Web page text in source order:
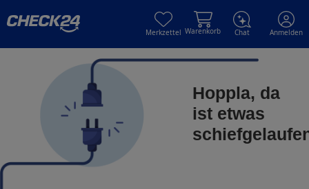
Merkzettel Warenkorb Chat Anmelden
Hoppla, da
ist etwas